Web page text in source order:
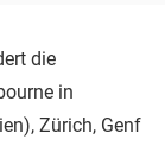
die
in
Zürich, Genf